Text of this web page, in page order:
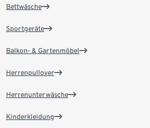
Bettwäsche
Sportgeräte
Balkon- & Gartenmöbel
Herrenpullover
Herrenunterwäsche
Kinderkleidung